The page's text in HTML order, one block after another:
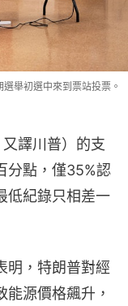
舉初選中來到票站投票。
譯川普）的支
分點，僅35%認
低紀錄只相差一
明，特朗普對經
源價格飆升，